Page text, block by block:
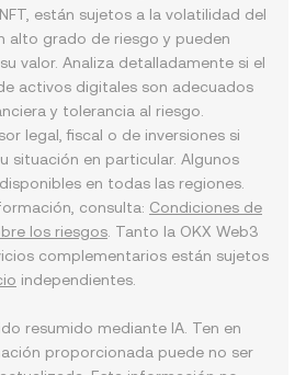
están sujetos a la volatilidad del
alto grado de riesgo y pueden
valor. Analiza detalladamente si el
activos digitales son adecuados
y tolerancia al riesgo.
legal, fiscal o de inversiones si
situación en particular. Algunos
en todas las regiones.
consulta: Condiciones de
los riesgos . Tanto la OKX Web3
complementarios están sujetos
independientes.
resumido mediante IA. Ten en
proporcionada puede no ser